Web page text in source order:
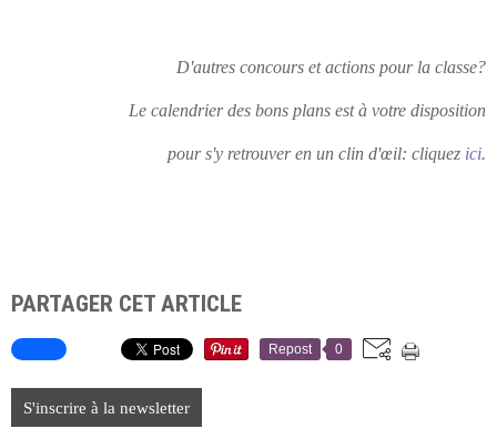
D'autres concours et actions pour la classe?
Le calendrier des bons plans est à votre disposition
pour s'y retrouver en un clin d'œil: cliquez ici.
PARTAGER CET ARTICLE
Repost 0
S'inscrire à la newsletter